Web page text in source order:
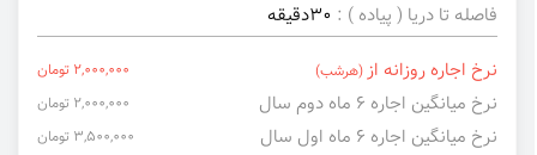
فاصله تا دریا ( پیاده ) : 30دقیقه
نرخ اجاره روزانه از (هرشب) 2,000,000 تومان
نرخ میانگین اجاره ۶ ماه دوم سال 2,000,000 تومان
نرخ میانگین اجاره ۶ ماه اول سال 3,500,000 تومان